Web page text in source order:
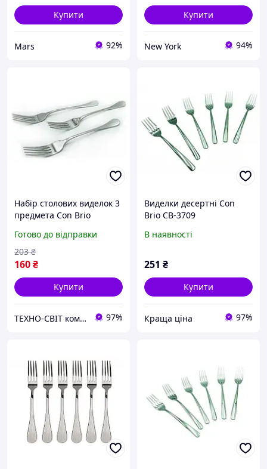
Купити
Mars 92%
Купити
New York 94%
Набір столових виделок 3
предмета Сon Brio
Готово до відправки
160₴
203 ₴
Купити
ТЕХНО-СВІТ компьютерна техніка, мобільні аксесуари, електронна техніка та багато іншого. 97%
Виделки десертні Con
Brio CB-3709
В наявності
251 ₴
Купити
Краща ціна 97%